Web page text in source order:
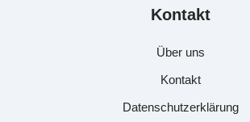
Kontakt
Über uns
Kontakt
Datenschutzerklärung